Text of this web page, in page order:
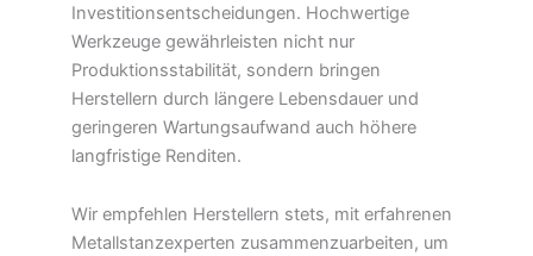
Investitionsentscheidungen. Hochwertige
Werkzeuge gewährleisten nicht nur
Produktionsstabilität, sondern bringen
Herstellern durch längere Lebensdauer und
geringeren Wartungsaufwand auch höhere
langfristige Renditen.
Wir empfehlen Herstellern stets, mit erfahrenen
Metallstanzexperten zusammenzuarbeiten, um